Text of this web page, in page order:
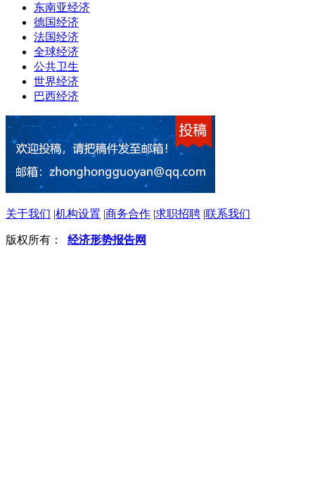
东南亚经济
德国经济
法国经济
全球经济
公共卫生
世界经济
巴西经济
关于我们 |机构设置 |商务合作 |求职招聘 |联系我们
版权所有： 经济形势报告网